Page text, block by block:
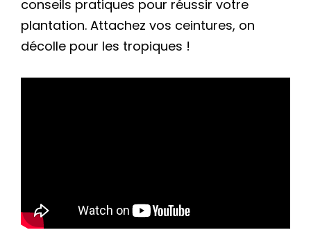
conseils pratiques pour réussir votre
plantation. Attachez vos ceintures, on
décolle pour les tropiques !